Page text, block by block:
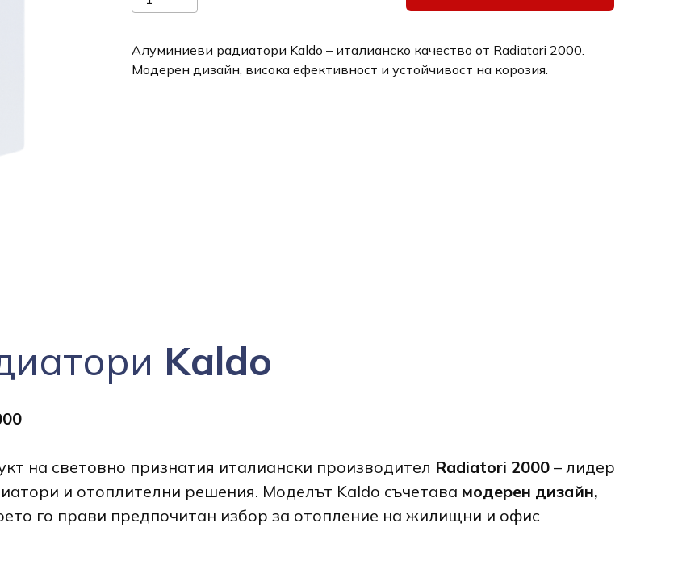
Алуминиеви радиатори Kaldo – италианско качество от Radiatori 2000.
Модерен дизайн, висока ефективност и устойчивост на корозия.
Kaldo
на световно признатия италиански производител Radiatori 2000– лидер
и отоплителни решения. Моделът Kaldo съчетава модерен дизайн,
го прави предпочитан избор за отопление на жилищни и офис